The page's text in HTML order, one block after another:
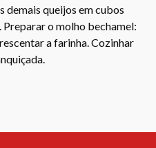
demais queijos em cubos
o molho bechamel:
a farinha. Cozinhar